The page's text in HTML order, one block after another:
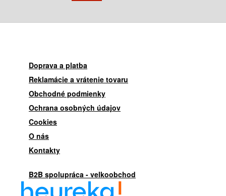
Doprava a platba
Reklamácie a vrátenie tovaru
Obchodné podmienky
Ochrana osobných údajov
Cookies
O nás
Kontakty
B2B spolupráca - velkoobchod